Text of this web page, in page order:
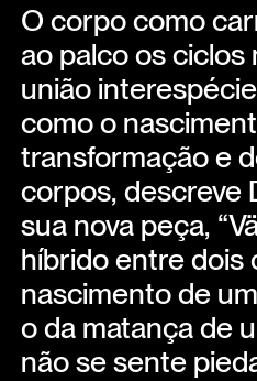
O corpo como
ao palco os ciclos
união
como o
transformação e
corpos, descreve
sua nova peça,
híbrido entre dois
nascimento de
o da matança de
não se sente